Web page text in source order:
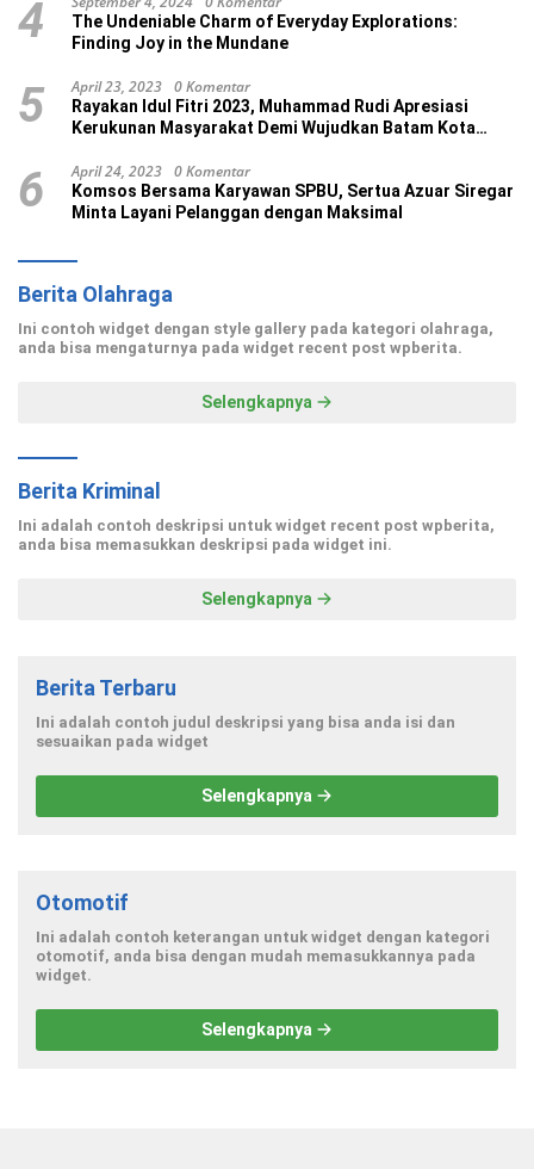
4
The Undeniable Charm of Everyday Explorations:
Finding Joy in the Mundane
5 April 23, 2023 0 Komentar
Rayakan Idul Fitri 2023, Muhammad Rudi Apresiasi
Kerukunan Masyarakat Demi Wujudkan Batam Kota
6 April 24, 2023 0 Komentar
Komsos Bersama Karyawan SPBU, Sertua Azuar Siregar
Minta Layani Pelanggan dengan Maksimal
Berita Olahraga
Ini contoh widget dengan style gallery pada kategori olahraga,
anda bisa mengaturnya pada widget recent post wpberita.
Selengkapnya
Berita Kriminal
Ini adalah contoh deskripsi untuk widget recent post wpberita,
anda bisa memasukkan deskripsi pada widget ini.
Selengkapnya
Berita Terbaru
Ini adalah contoh judul deskripsi yang bisa anda isi dan
sesuaikan pada widget
Selengkapnya
Otomotif
Ini adalah contoh keterangan untuk widget dengan kategori
otomotif, anda bisa dengan mudah memasukkannya pada
widget.
Selengkapnya